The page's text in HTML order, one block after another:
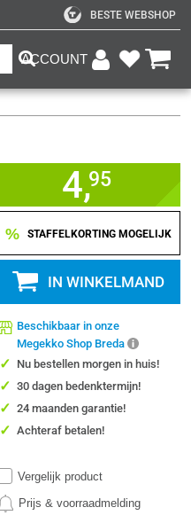
BESTE WEBSHOP
ACCOUNT
4,95
% STAFFELKORTING MOGELIJK
IN WINKELMAND
Beschikbaar in onze
Megekko Shop Breda
✓ Nu bestellen morgen in huis!
✓ 30 dagen bedenktermijn!
✓ 24 maanden garantie!
✓ Achteraf betalen!
Vergelijk product
Prijs & voorraadmelding